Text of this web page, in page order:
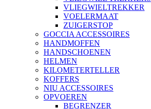
VLIEGWIELTREKKER
VOELERMAAT
ZUIGERSTOP
GOCCIA ACCESSOIRES
HANDMOFFEN
HANDSCHOENEN
HELMEN
KILOMETERTELLER
KOFFERS
NIU ACCESSOIRES
OPVOEREN
BEGRENZER